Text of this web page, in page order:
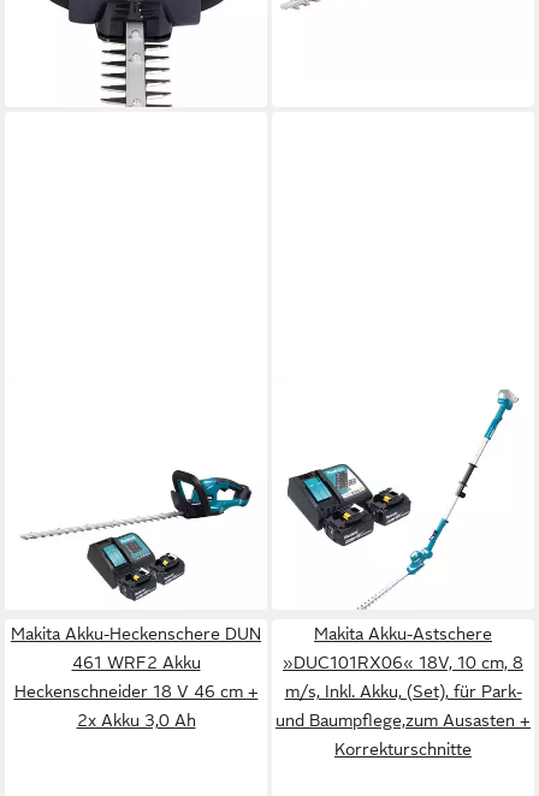
20,91 €
mtl. in 12 Raten
lieferbar - am nächsten Werktag
21,83 €
V 60 cm + 2x Akku 4,0 Ah +
285,45 €
mtl. in 24 Raten
lieferbar - in 2-3 Werktagen bei dir
Akku-Heckenschere DUN 461
WRG2 Akku Heckenschneider
18 V 46 cm + 2x Akku 6,0 Ah
462,65 €
16,60 €mtl. in 36 Raten
lieferbar - in 2-3 Werktagen bei dir
Makita Akku-Heckenschere DUN
461 WRF2 Akku
Heckenschneider 18 V 46 cm +
2x Akku 3,0 Ah
Makita Akku-Astschere
»DUC101RX06« 18V, 10 cm, 8
m/s, Inkl. Akku, (Set), für Park-
und Baumpflege,zum Ausasten +
Korrekturschnitte